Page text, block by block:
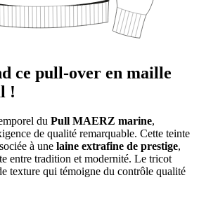
ce pull-over en maille
!
du Pull MAERZ marine,
de qualité remarquable. Cette teinte
à une laine extrafine de prestige,
entre tradition et modernité. Le tricot
texture qui témoigne du contrôle qualité